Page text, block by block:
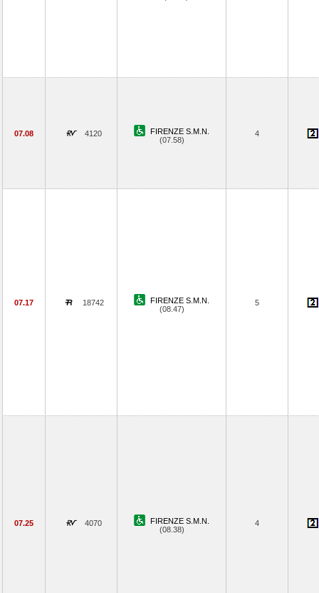
07.08 4120
FIRENZE S.M.N.
(07.58)
4
07.17 18742
FIRENZE S.M.N.
(08.47)
5
07.25 4070
FIRENZE S.M.N.
(08.38)
4